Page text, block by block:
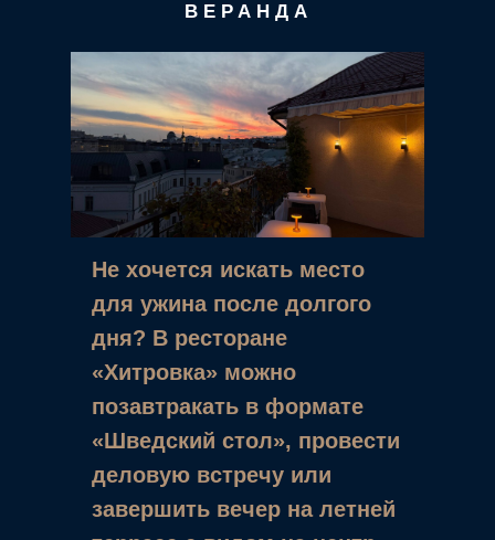
ВЕРАНДА
Не хочется искать место
для ужина после долгого
дня? В ресторане
«Хитровка» можно
позавтракать в формате
«Шведский стол», провести
деловую встречу или
завершить вечер на летней
ВЫБЕРИТЕ НОМЕР ПО
ВКУСУ
НАСЛАЖДАЙТЕСЬ ОТДЫХОМ
ПРЕМИУМ КЛАССА